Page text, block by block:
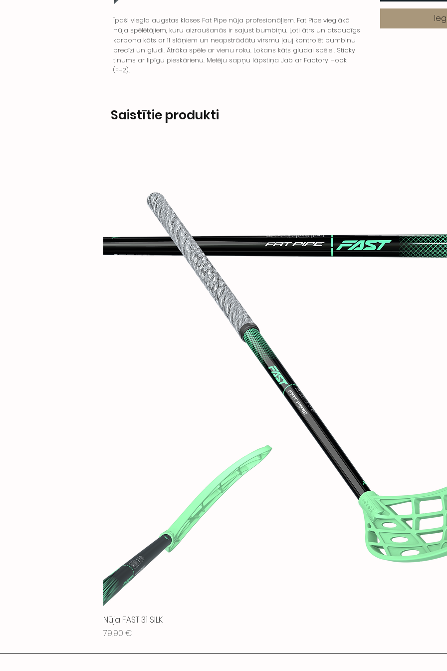
Īpaši viegla augstas klases Fat Pipe nūja profesionāļiem. Fat Pipe vieglākā
nūja spēlētājiem, kuru aizraušanās ir sajust bumbiņu. Ļoti ātrs un atsaucīgs
karbona kāts ar 11 slāņiem un neapstrādātu virsmu ļauj kontrolēt bumbiņu
precīzi un gludi. Ātrāka spēle ar vienu roku. Lokans kāts gludai spēlei. Sticky
tinums ar lipīgu pieskārienu. Metēju sapņu lāpstiņa Jab ar Factory Hook
(FH2).
Saistītie produkti
Nūja FAST 31 SILK
Cena
79,90 €